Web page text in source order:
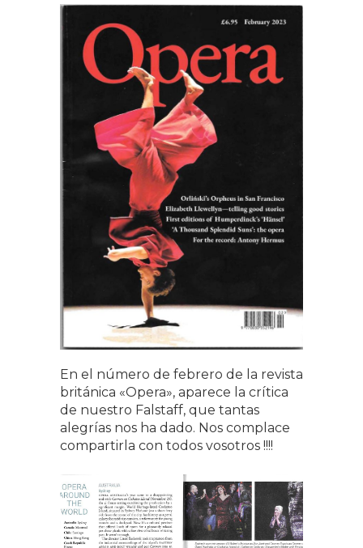
En el número de febrero de la revista
británica «Opera», aparece la crítica
de nuestro Falstaff, que tantas
alegrías nos ha dado. Nos complace
compartirla con todos vosotros !!!!